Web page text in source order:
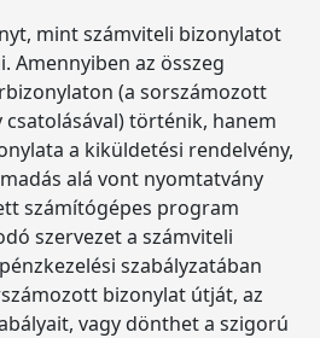
mint számviteli bizonylatot
Amennyiben az összeg
(a sorszámozott
történik, hanem
a kiküldetési rendelvény,
alá vont nyomtatvány
számítógépes program
szervezet a számviteli
szabályzatában
bizonylat útját, az
vagy dönthet a szigorú